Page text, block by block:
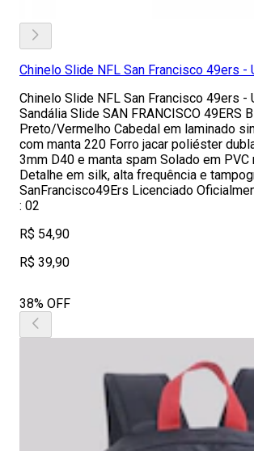
Chinelo Slide NFL San Francisco 49ers -
Chinelo Slide NFL San Francisco 49ers -
Sandália Slide SAN FRANCISCO 49ERS
Preto/Vermelho Cabedal em laminado
com manta 220 Forro jacar poliéster
3mm D40 e manta spam Solado em
Detalhe em silk, alta frequência e
SanFrancisco49Ers Licenciado
: 02
R$ 54,90
R$ 39,90
38% OFF